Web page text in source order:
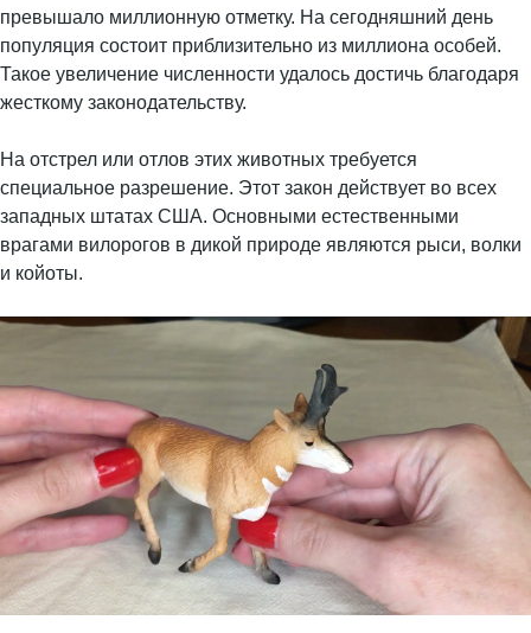
превышало миллионную отметку. На сегодняшний день
популяция состоит приблизительно из миллиона особей.
Такое увеличение численности удалось достичь благодаря
жесткому законодательству.
На отстрел или отлов этих животных требуется
специальное разрешение. Этот закон действует во всех
западных штатах США. Основными естественными
врагами вилорогов в дикой природе являются рыси, волки
и койоты.